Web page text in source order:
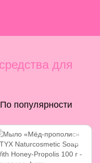
для
По популярности